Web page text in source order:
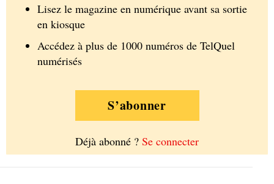
Lisez le magazine en numérique avant sa sortie
en kiosque
Accédez à plus de 1000 numéros de TelQuel
numérisés
S’abonner
Déjà abonné ? Se connecter